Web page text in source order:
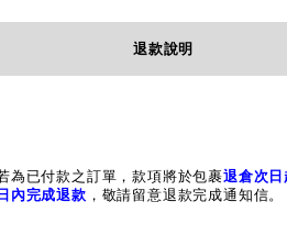
退款說明
為已付款之訂單，款項將於包裹退倉次日
內完成退款 ，敬請留意退款完成通知信。